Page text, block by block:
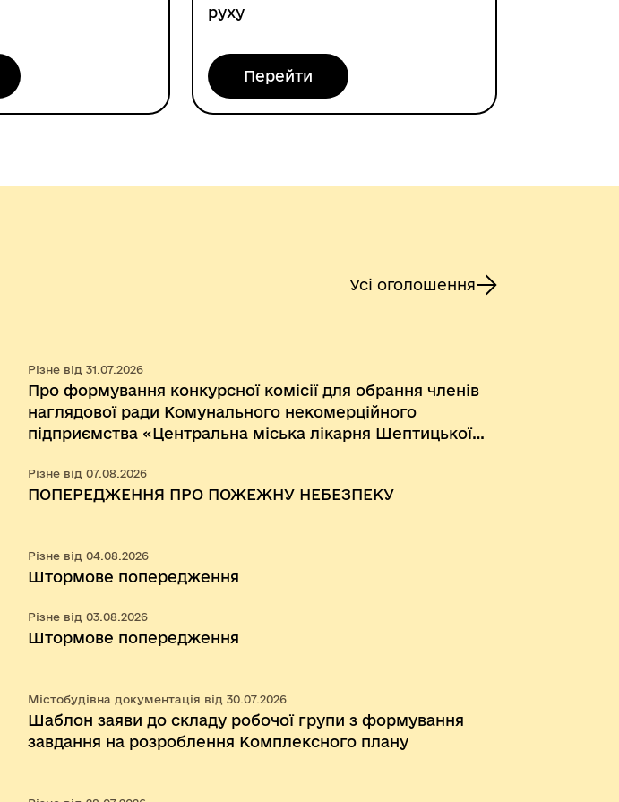
руху
Перейти
Усі оголошення
Різне від 31.07.2026
Про формування конкурсної комісії для обрання членів
наглядової ради Комунального некомерційного
підприємства «Центральна міська лікарня Шептицької
Різне від 07.08.2026
ПОПЕРЕДЖЕННЯ ПРО ПОЖЕЖНУ НЕБЕЗПЕКУ
Різне від 04.08.2026
Штормове попередження
Різне від 03.08.2026
Штормове попередження
Містобудівна документація від 30.07.2026
Шаблон заяви до складу робочої групи з формування
завдання на розроблення Комплексного плану